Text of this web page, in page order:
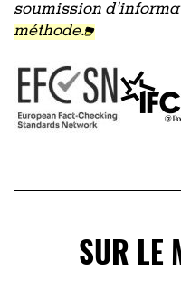
soumission
méthode.
SUR LE